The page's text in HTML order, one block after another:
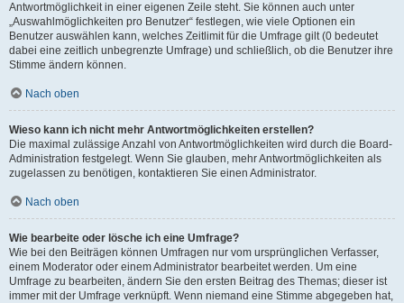
Antwortmöglichkeit in einer eigenen Zeile steht. Sie können auch unter
„Auswahlmöglichkeiten pro Benutzer“ festlegen, wie viele Optionen ein
Benutzer auswählen kann, welches Zeitlimit für die Umfrage gilt (0 bedeutet
dabei eine zeitlich unbegrenzte Umfrage) und schließlich, ob die Benutzer ihre
Stimme ändern können.
Nach oben
Wieso kann ich nicht mehr Antwortmöglichkeiten erstellen?
Die maximal zulässige Anzahl von Antwortmöglichkeiten wird durch die Board-
Administration festgelegt. Wenn Sie glauben, mehr Antwortmöglichkeiten als
zugelassen zu benötigen, kontaktieren Sie einen Administrator.
Nach oben
Wie bearbeite oder lösche ich eine Umfrage?
Wie bei den Beiträgen können Umfragen nur vom ursprünglichen Verfasser,
einem Moderator oder einem Administrator bearbeitet werden. Um eine
Umfrage zu bearbeiten, ändern Sie den ersten Beitrag des Themas; dieser ist
immer mit der Umfrage verknüpft. Wenn niemand eine Stimme abgegeben hat,